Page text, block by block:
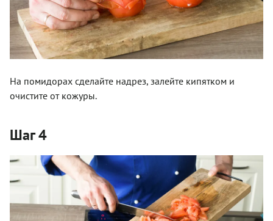
На помидорах сделайте надрез, залейте кипятком и
очистите от кожуры.
Шаг 4